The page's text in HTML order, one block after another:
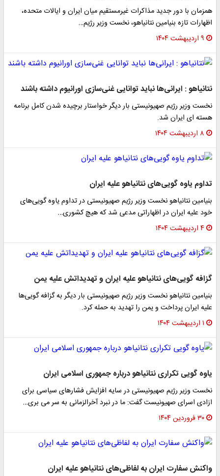
همزمان با دور جدید مذاکرات غیرمستقیم میان ایران و ایالات متحده،
اظهارات تازه بنیامین نتانیاهو، نخست وزیر رژیم…
۹ اردیبهشت ۱۴۰۴
نتانیاهو : ایرانی‌ها نباید توانایی غنی‌سازی اورانیوم داشته باشند
نخست وزیر رژیم صهیونیستی بار دیگر خواستار برچیده شدن کامل برنامه
هسته ای ایران شد.
۸ اردیبهشت ۱۴۰۴
تداوم یاوه گویی‌های نتانیاهو علیه ایران
بنیامین نتانیاهو نخست وزیر رژیم صهیونیستی در تداوم یاوه گویی‌های
خود علیه ایران در اظهاراتی مدعی شد که هیچ کشوری…
۴ اردیبهشت ۱۴۰۴
گزافه گویی‌های نتانیاهو علیه ایران و تهدیداتش علیه یمن
بنیامین نتانیاهو نخست وزیر رژیم صهیونیستی بار دیگر به گزافه گویی‌ها
علیه ایران پرداخت و یمن را تهدید به حمله کرد.
۱ اردیبهشت ۱۴۰۴
یاوه گویی تکراری نتانیاهو درباره جمهوری اسلامی ایران
نخست وزیر رژیم صهیونیستی در سایه افزایش فشارهای سیاسی برای
ازادی اسرای صهیونیست گفت: ما در نبرد آخرالزمانی به سر می بری…
۳۰ فروردین ۱۴۰۴
واکنش سفارت ایران به لفاظی‌های نتانیاهو علیه ایران